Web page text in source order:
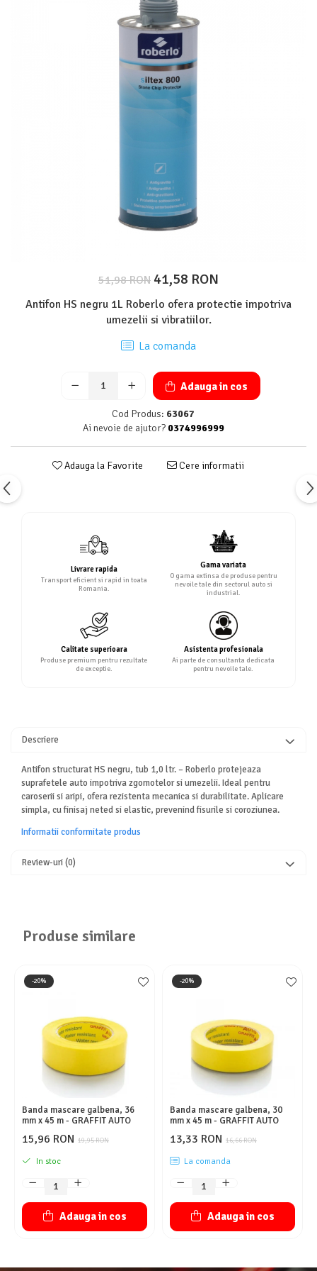
51,98 RON 41,58 RON
Antifon HS negru 1L Roberlo ofera protectie impotriva
umezelii si vibratiilor.
La comanda
Adauga in cos
Cod Produs: 63067
Ai nevoie de ajutor? 0374996999
Adauga la Favorite Cere informatii
Livrare rapida
Transport eficient si rapid in toata
Romania.
Gama variata
O gama extinsa de produse pentru
nevoile tale din sectorul auto si
industrial.
Calitate superioara
Produse premium pentru rezultate
de exceptie.
Asistenta profesionala
Ai parte de consultanta dedicata
pentru nevoile tale.
Descriere
Antifon structurat HS negru, tub 1,0 ltr. – Roberlo protejeaza
suprafetele auto impotriva zgomotelor si umezelii. Ideal pentru
caroserii si aripi, ofera rezistenta mecanica si durabilitate. Aplicare
simpla, cu finisaj neted si elastic, prevenind fisurile si coroziunea.
Informatii conformitate produs
Review-uri(0)
Produse similare
-20%
Banda mascare galbena, 36
mm x 45 m - GRAFFIT AUTO
19,95 RON
15,96 RON
In stoc
Adauga in cos
-20%
Banda mascare galbena, 30
mm x 45 m - GRAFFIT AUTO
16,66 RON
13,33 RON
La comanda
Adauga in cos